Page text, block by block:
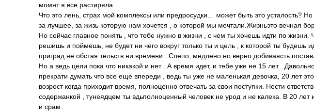
момнт я все растиряла…
Что это лень, страх мой комплексы или предросудки… может быть это усталость?
за лучшее, за жизь которую нам хочется , о которой мы мечтали.Жизньэто вечная
Но сейчас главное понять , что тебе нужно в жизни , с чем ты хочешь идти по жизни.
решишь и поймешь, не будет ни чего вокруг только ты и цель , к которой ты будешь
приград не обстая тельств ни времени . Слепо, медлено но верно добиваясть
Но а ведь цели пока что никакой и нет . А время идет, и тебе уже не 15 лет .
прекрати думать что все еще впереди , ведь ты уже не маленькая девочка, 20 лет
возрост когда приходит время, полноценно отвечать за свои поступки. Нести
содержанкой , тунеядцем ты вдьполноценный человек не урод и не калека. В 20 лет
и срам.